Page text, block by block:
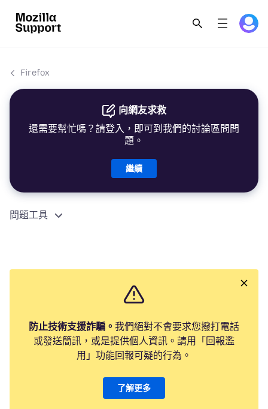
Firefox
向網友求救
還需要幫忙嗎？請登入，即可到我們的討論區問問
題。
繼續
問題工具
防止技術支援詐騙。 我們絕對不會要求您撥打電話
或發送簡訊，或是提供個人資訊。請用「回報濫
用」功能回報可疑的行為。
了解更多